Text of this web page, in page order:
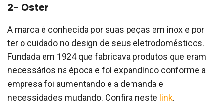
2- Oster
A marca é conhecida por suas peças em inox e por
ter o cuidado no design de seus eletrodomésticos.
Fundada em 1924 que fabricava produtos que eram
necessários na época e foi expandindo conforme a
empresa foi aumentando e a demanda e
necessidades mudando. Confira neste link.